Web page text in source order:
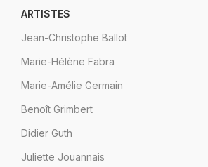
ARTISTES
Jean-Christophe Ballot
Marie-Hélène Fabra
Marie-Amélie Germain
Benoît Grimbert
Didier Guth
Juliette Jouannais